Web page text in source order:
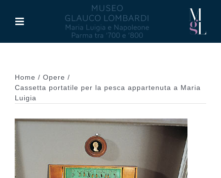
contenuto
Toggle
Maria Luigia d’Asburgo
Glauco Lombardi
Palazzo di Riserva
Home
Opere
Cassetta portatile per la pesca appartenuta a Maria
Luigia